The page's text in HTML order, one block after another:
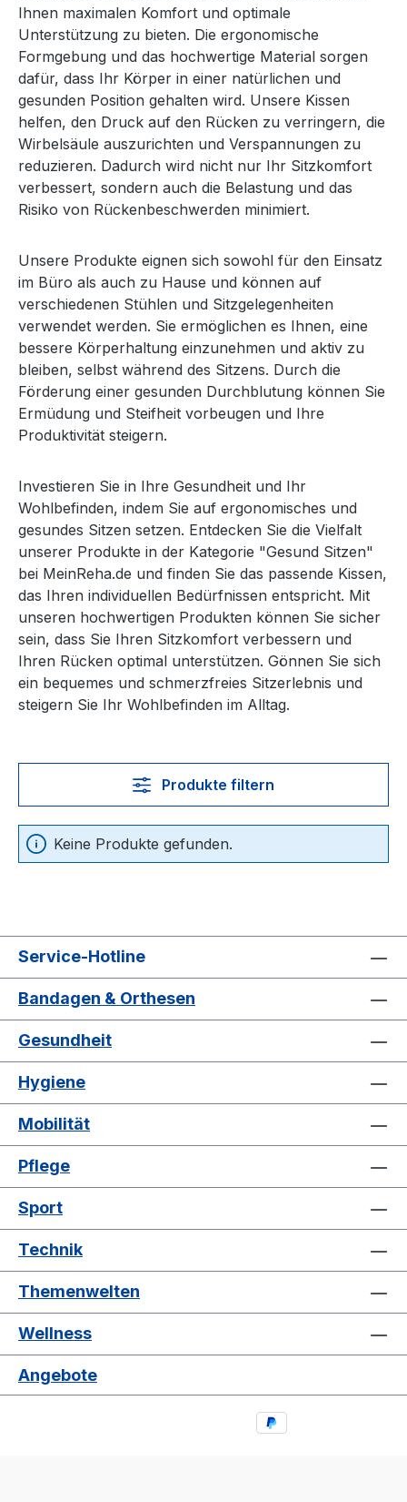
Ihnen maximalen Komfort und optimale
Unterstützung zu bieten. Die ergonomische
Formgebung und das hochwertige Material sorgen
dafür, dass Ihr Körper in einer natürlichen und
gesunden Position gehalten wird. Unsere Kissen
helfen, den Druck auf den Rücken zu verringern, die
Wirbelsäule auszurichten und Verspannungen zu
reduzieren. Dadurch wird nicht nur Ihr Sitzkomfort
verbessert, sondern auch die Belastung und das
Risiko von Rückenbeschwerden minimiert.
Unsere Produkte eignen sich sowohl für den Einsatz
im Büro als auch zu Hause und können auf
verschiedenen Stühlen und Sitzgelegenheiten
verwendet werden. Sie ermöglichen es Ihnen, eine
bessere Körperhaltung einzunehmen und aktiv zu
bleiben, selbst während des Sitzens. Durch die
Förderung einer gesunden Durchblutung können Sie
Ermüdung und Steifheit vorbeugen und Ihre
Produktivität steigern.
Investieren Sie in Ihre Gesundheit und Ihr
Wohlbefinden, indem Sie auf ergonomisches und
gesundes Sitzen setzen. Entdecken Sie die Vielfalt
unserer Produkte in der Kategorie "Gesund Sitzen"
bei MeinReha.de und finden Sie das passende Kissen,
das Ihren individuellen Bedürfnissen entspricht. Mit
unseren hochwertigen Produkten können Sie sicher
sein, dass Sie Ihren Sitzkomfort verbessern und
Ihren Rücken optimal unterstützen. Gönnen Sie sich
ein bequemes und schmerzfreies Sitzerlebnis und
steigern Sie Ihr Wohlbefinden im Alltag.
Produkte filtern
Keine Produkte gefunden.
Service-Hotline
Bandagen & Orthesen
Gesundheit
Hygiene
Mobilität
Pflege
Sport
Technik
Themenwelten
Wellness
Angebote